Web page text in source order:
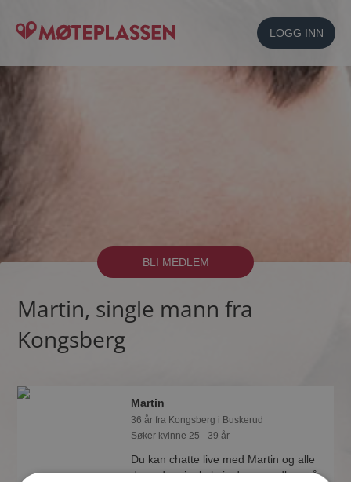
LOGG INN
BLI MEDLEM
Martin, single mann fra
Kongsberg
Martin
36 år fra Kongsberg i Buskerud
Søker kvinne 25 - 39 år
Du kan chatte live med Martin og alle
de andre single hvis du er medlem på